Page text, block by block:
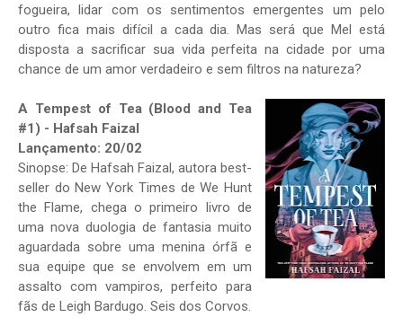
fogueira, lidar com os sentimentos emergentes um pelo
outro fica mais difícil a cada dia. Mas será que Mel está
disposta a sacrificar sua vida perfeita na cidade por uma
chance de um amor verdadeiro e sem filtros na natureza?
A Tempest of Tea (Blood and Tea
#1) - Hafsah Faizal
Lançamento: 20/02
Sinopse: De Hafsah Faizal, autora best-
seller do New York Times de We Hunt
the Flame, chega o primeiro livro de
uma nova duologia de fantasia muito
aguardada sobre uma menina órfã e
sua equipe que se envolvem em um
assalto com vampiros, perfeito para
fãs de Leigh Bardugo. Seis dos Corvos.